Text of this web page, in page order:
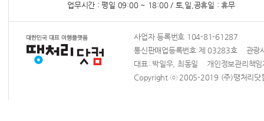
업무시간 : 평일 09:00 ~ 18:00 / 토,일,공휴일 : 휴무
사업자 등록번호 104-81-61287
통신판매업등록번호 제 03283호 관광
대표: 박일우, 최동일 개인정보관리책
Copyright ⓒ 2005-2019 (주)땡처리닷